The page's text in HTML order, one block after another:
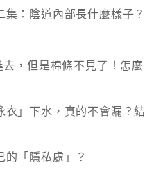
集：陰道內部長什麼樣子？
，但是棉條不見了！怎麼
」下水，真的不會漏？結
「隱私處」？